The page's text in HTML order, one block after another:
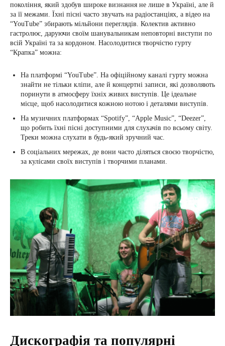
покоління, який здобув широке визнання не лише в Україні, але й
за її межами. Їхні пісні часто звучать на радіостанціях, а відео на
“YouTube” збирають мільйони переглядів. Колектив активно
гастролює, даруючи своїм шанувальникам неповторні виступи по
всій Україні та за кордоном. Насолодитися творчістю гурту
“Крапка” можна:
На платформі “YouTube”. На офіційному каналі гурту можна
знайти не тільки кліпи, але й концертні записи, які дозволяють
поринути в атмосферу їхніх живих виступів. Це ідеальне
місце, щоб насолодитися кожною нотою і деталями виступів.
На музичних платформах “Spotify”, “Apple Music”, “Deezer”,
що робить їхні пісні доступними для слухачів по всьому світу.
Треки можна слухати в будь-який зручний час.
В соціальних мережах, де вони часто діляться своєю творчістю,
за кулісами своїх виступів і творчими планами.
Дискографія та популярні